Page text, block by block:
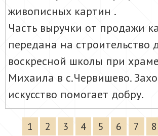
живописных картин .
Часть выручки от продажи
передана на строительство
воскресной школы при
Михаила в с.Червишево.
искусство помогает добру.
1 2 3 4 5 6 7 8